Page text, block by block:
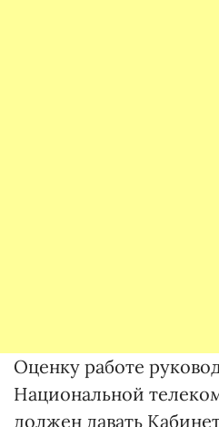
Оценку работе
Национальной
должен давать